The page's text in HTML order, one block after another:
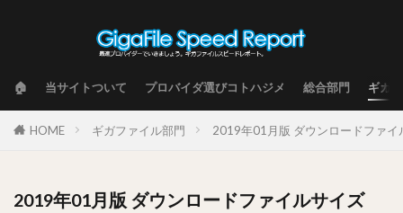
🏠 当サイトついて プロバイダ選びコトハジメ 総合部門 ギガ
HOME ギガファイル部門 2019年01月版 ダウンロードファ
2019年01月版 ダウンロードファイルサイズ